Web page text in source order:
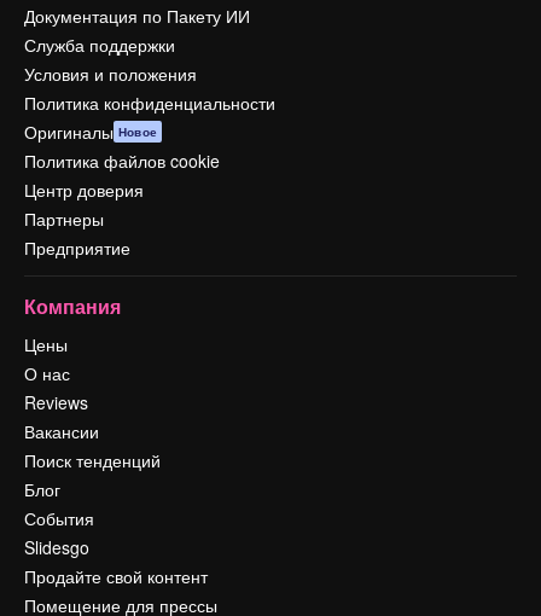
Документация по Пакету ИИ
Служба поддержки
Условия и положения
Политика конфиденциальности
Оригиналы Новое
Политика файлов cookie
Центр доверия
Партнеры
Предприятие
Компания
Цены
О нас
Reviews
Вакансии
Поиск тенденций
Блог
События
Slidesgo
Продайте свой контент
Помещение для прессы